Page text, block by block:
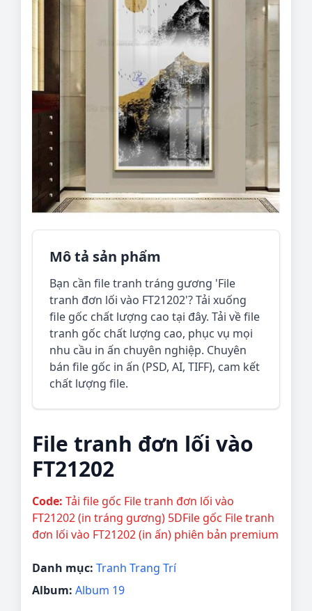
Mô tả sản phẩm
Bạn cần file tranh tráng gương 'File
tranh đơn lối vào FT21202'? Tải xuống
file gốc chất lượng cao tại đây. Tải về file
tranh gốc chất lượng cao, phục vụ mọi
nhu cầu in ấn chuyên nghiệp. Chuyên
bán file gốc in ấn (PSD, AI, TIFF), cam kết
chất lượng file.
File tranh đơn lối vào
FT21202
Code: Tải file gốc File tranh đơn lối vào
FT21202 (in tráng gương) 5DFile gốc File tranh
đơn lối vào FT21202 (in ấn) phiên bản premium
Danh mục: Tranh Trang Trí
Album: Album 19